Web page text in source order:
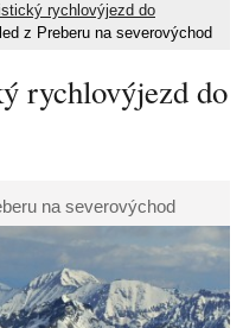
rychlovýjezd do
z Preberu na severovýchod
rychlovýjezd do
na severovýchod